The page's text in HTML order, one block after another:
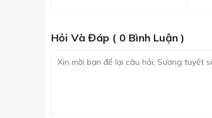
Kết hợp với sự thoáng khí của
Hỏi Và Đáp ( 0 Bình Luận )